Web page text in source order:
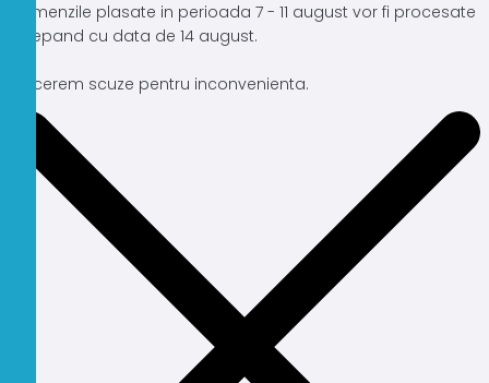
Comenzile plasate in perioada 7 - 11 august vor fi procesate
incepand cu data de 14 august.
Ne cerem scuze pentru inconvenienta.